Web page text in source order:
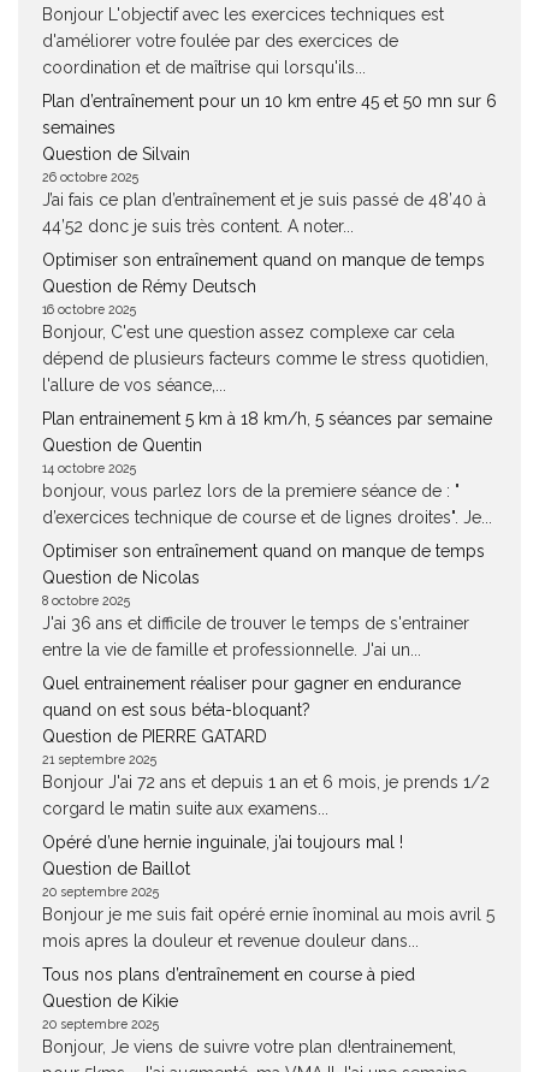
Bonjour L'objectif avec les exercices techniques est
d'améliorer votre foulée par des exercices de
coordination et de maîtrise qui lorsqu'ils...
Plan d’entraînement pour un 10 km entre 45 et 50 mn sur 6
semaines
Question de Silvain
26 octobre 2025
J’ai fais ce plan d’entraînement et je suis passé de 48’40 à
44’52 donc je suis très content. A noter...
Optimiser son entraînement quand on manque de temps
Question de Rémy Deutsch
16 octobre 2025
Bonjour, C'est une question assez complexe car cela
dépend de plusieurs facteurs comme le stress quotidien,
l'allure de vos séance,...
Plan entrainement 5 km à 18 km/h, 5 séances par semaine
Question de Quentin
14 octobre 2025
bonjour, vous parlez lors de la premiere séance de : "
d’exercices technique de course et de lignes droites". Je...
Optimiser son entraînement quand on manque de temps
Question de Nicolas
8 octobre 2025
J'ai 36 ans et difficile de trouver le temps de s'entrainer
entre la vie de famille et professionnelle. J'ai un...
Quel entrainement réaliser pour gagner en endurance
quand on est sous béta-bloquant?
Question de PIERRE GATARD
21 septembre 2025
Bonjour J'ai 72 ans et depuis 1 an et 6 mois, je prends 1/2
corgard le matin suite aux examens...
Opéré d’une hernie inguinale, j’ai toujours mal !
Question de Baillot
20 septembre 2025
Bonjour je me suis fait opéré ernie înominal au mois avril 5
mois apres la douleur et revenue douleur dans...
Tous nos plans d’entraînement en course à pied
Question de Kikie
20 septembre 2025
Bonjour, Je viens de suivre votre plan d!entrainement,